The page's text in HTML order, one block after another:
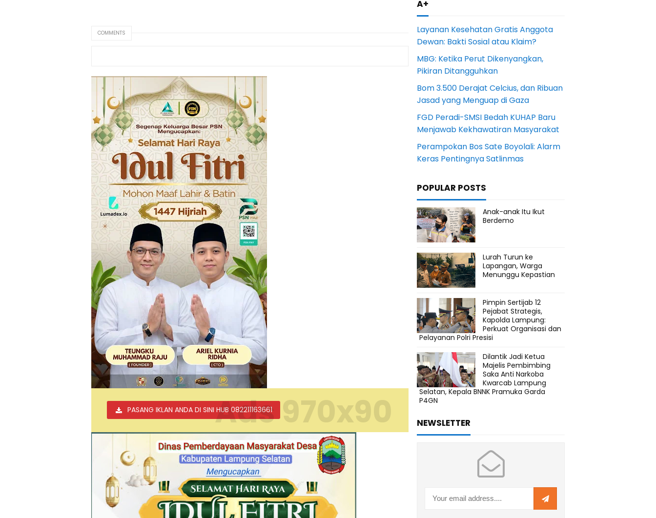
COMMENTS
PASANG IKLAN ANDA DI SINI HUB 082211163661Ads 970x90
A+
Layanan Kesehatan Gratis Anggota
Dewan: Bakti Sosial atau Klaim?
MBG: Ketika Perut Dikenyangkan,
Pikiran Ditangguhkan
Bom 3.500 Derajat Celcius, dan Ribuan
Jasad yang Menguap di Gaza
FGD Peradi-SMSI Bedah KUHAP Baru
Menjawab Kekhawatiran Masyarakat
Perampokan Bos Sate Boyolali: Alarm
Keras Pentingnya Satlinmas
POPULAR POSTS
Anak-anak Itu Ikut
Berdemo
Lurah Turun ke
Lapangan, Warga
Menunggu Kepastian
Pimpin Sertijab 12
Pejabat Strategis,
Kapolda Lampung:
Perkuat Organisasi dan
Pelayanan Polri Presisi
Dilantik Jadi Ketua
Majelis Pembimbing
Saka Anti Narkoba
Kwarcab Lampung
Selatan, Kepala BNNK Pramuka Garda
P4GN
NEWSLETTER